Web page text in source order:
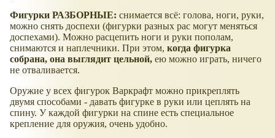
Фигурки РАЗБОРНЫЕ: снимается всё: голова, ноги, руки,
можно снять доспехи (фигурки разных рас могут меняться
доспехами). Можно расцепить ноги и руки пополам,
снимаются и наплечники. При этом, когда фигурка
собрана, она выглядит цельной, ею можно играть, ничего
не отваливается.
Оружие у всех фигурок Варкрафт можно прикреплять
двумя способами - давать фигурке в руки или цеплять на
спину. У каждой фигурки на спине есть специальное
крепление для оружия, очень удобно.